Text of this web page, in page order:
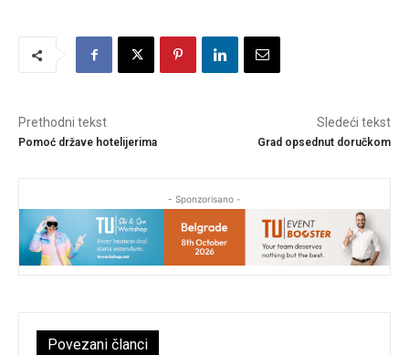
Prethodni tekst
Pomoć države hotelijerima
Sledeći tekst
Grad opsednut doručkom
- Sponzorisano -
Povezani članci